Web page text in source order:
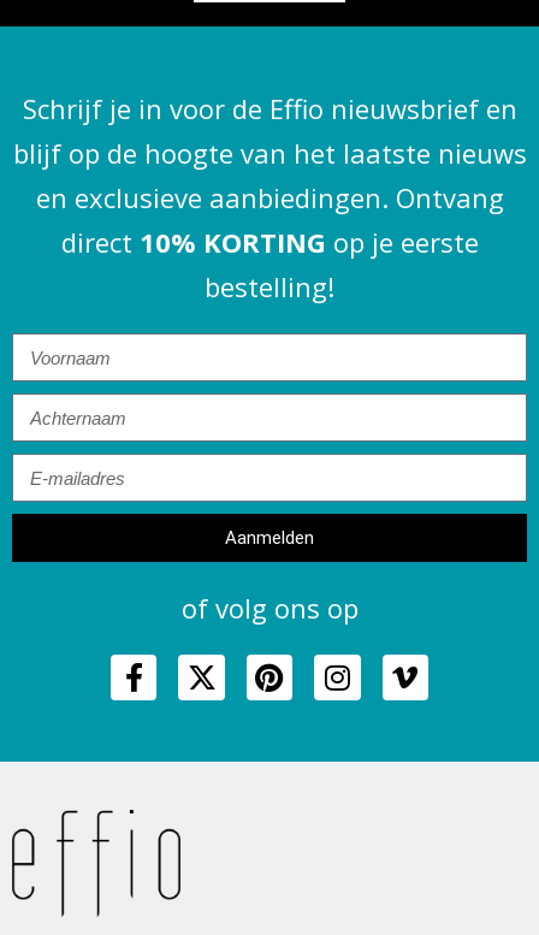
Schrijf je in voor de Effio nieuwsbrief en
blijf op de hoogte van het laatste nieuws
en exclusieve aanbiedingen. Ontvang
direct 10% KORTING op je eerste
bestelling!
Aanmelden
of volg ons op